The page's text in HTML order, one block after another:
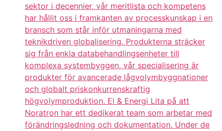
sektor i decennier, vår meritlista och kompetens
har hållit oss i framkanten av processkunskap i en
bransch som står inför utmaningarna med
teknikdriven globalisering. Produkterna sträcker
sig från enkla databehandlingsenheter till
komplexa systembyggen, vår specialisering är
produkter för avancerade lågvolymbyggnationer
och globalt priskonkurrenskraftig
högvolymproduktion. El & Energi Lita på att
Noratron har ett dedikerat team som arbetar med
förändringsledning och dokumentation. Under de